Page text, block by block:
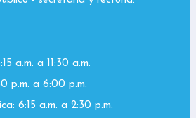
a.m. a 11:30 a.m.
p.m. a 6:00 p.m.
6:15 a.m. a 2:30 p.m.